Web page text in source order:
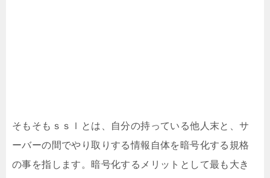
そもそもｓｓｌとは、自分の持っている他人末と、サ
ーバーの間でやり取りする情報自体を暗号化する規格
の事を指します。暗号化するメリットとして最も大き